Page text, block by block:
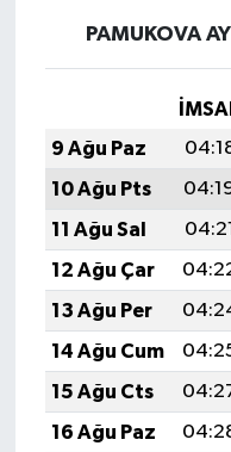
PAMUKOVA
9 Ağu Paz
10 Ağu Pts
11 Ağu Sal
04:21
12 Ağu Çar
13 Ağu Per
14 Ağu Cum
15 Ağu Cts
16 Ağu Paz